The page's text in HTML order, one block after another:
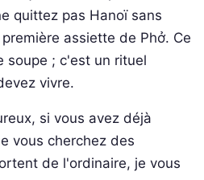
quittez pas Hanoï sans
assiette de Phở. Ce
soupe ; c'est un rituel
vivre.
si vous avez déjà
vous cherchez des
de l'ordinaire, je vous